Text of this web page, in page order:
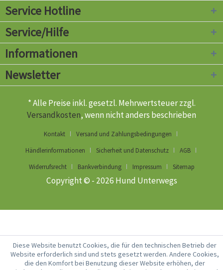
Service Hotline
Service/Hilfe
Informationen
Newsletter
* Alle Preise inkl. gesetzl. Mehrwertsteuer zzgl.
Versandkosten, wenn nicht anders beschrieben
Kontakt
Versand und Zahlungsbedingungen
Händlerinformationen
Sicherheit und Datenschutz
AGB
Widerrufsrecht
Bankverbindung Impressum Sitemap
Copyright © - 2026 Hund Unterwegs
Diese Website benutzt Cookies, die für den technischen Betrieb der
Website erforderlich sind und stets gesetzt werden. Andere Cookies,
die den Komfort bei Benutzung dieser Website erhöhen, der